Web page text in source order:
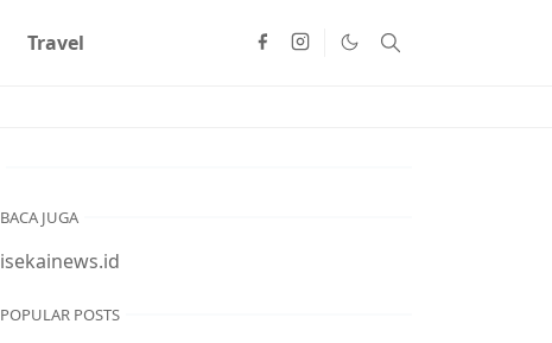
Travel
BACA JUGA
isekainews.id
POPULAR POSTS